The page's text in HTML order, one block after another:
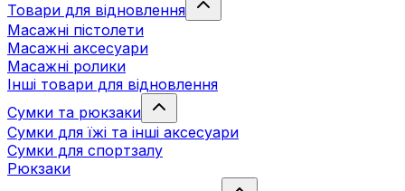
Товари для відновлення
Масажні пістолети
Масажні аксесуари
Масажні ролики
Інші товари для відновлення
Сумки та рюкзаки
Сумки для їжі та інші аксесуари
Сумки для спортзалу
Рюкзаки